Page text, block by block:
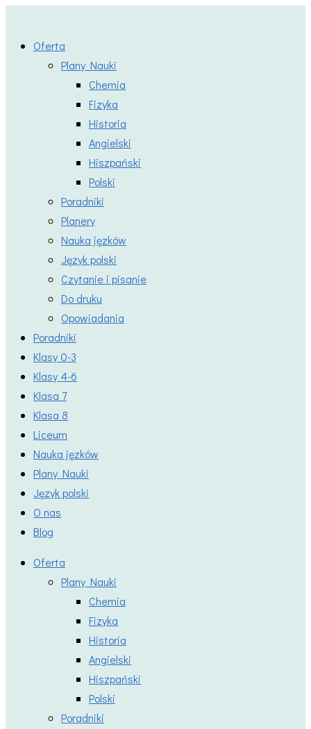
content
Oferta
Plany Nauki
Chemia
Fizyka
Historia
Angielski
Hiszpański
Polski
Poradniki
Planery
Nauka jęzków
Język polski
Czytanie i pisanie
Do druku
Opowiadania
Poradniki
Klasy 0-3
Klasy 4-6
Klasa 7
Klasa 8
Liceum
Nauka jęzków
Plany Nauki
Język polski
O nas
Blog
Oferta
Plany Nauki
Chemia
Fizyka
Historia
Angielski
Hiszpański
Polski
Poradniki